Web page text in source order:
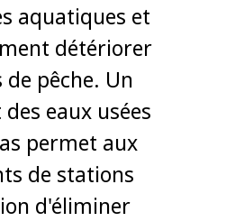
aquatiques et
détériorer
de pêche. Un
eaux usées
permet aux
de stations
d'éliminer